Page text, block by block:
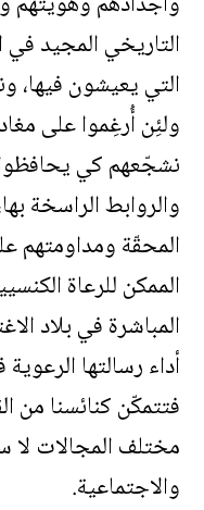
التاريخي المجيد
التي يعيشون فيها،
ولئِن أُرغِموا على
نشجّعهم كي
والروابط الراسخة
المحقّة ومداومتهم
الممكن للرعاة
المباشرة في بلاد
أداء رسالتها
فتتمكّن كنائسنا من
مختلف المجالات لا
والاجتماعية.